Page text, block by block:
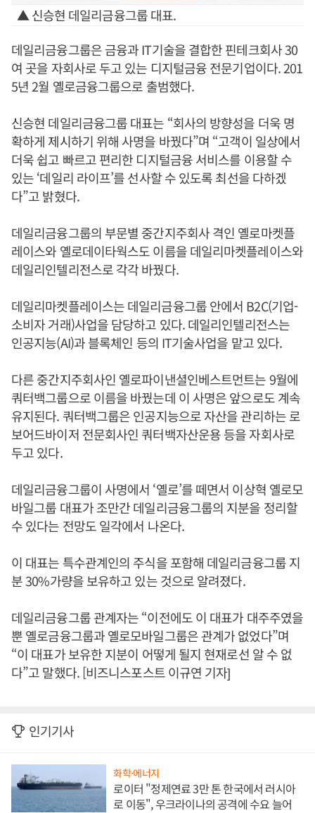
▲ 신승현 데일리금융그룹 대표.
데일리금융그룹은 금융과 IT기술을 결합한 핀테크회사 30
여 곳을 자회사로 두고 있는 디지털금융 전문기업이다. 201
5년 2월 옐로금융그룹으로 출범했다.
신승현 데일리금융그룹 대표는 “회사의 방향성을 더욱 명
확하게 제시하기 위해 사명을 바꿨다”며 “고객이 일상에서
더욱 쉽고 빠르고 편리한 디지털금융 서비스를 이용할 수
있는 ‘데일리 라이프’를 선사할 수 있도록 최선을 다하겠
다”고 밝혔다.
데일리금융그룹의 부문별 중간지주회사 격인 옐로마켓플
레이스와 옐로데이타웍스도 이름을 데일리마켓플레이스와
데일리인텔리전스로 각각 바꿨다.
데일리마켓플레이스는 데일리금융그룹 안에서 B2C(기업-
소비자 거래)사업을 담당하고 있다. 데일리인텔리전스는
인공지능(AI)과 블록체인 등의 IT기술사업을 맡고 있다.
다른 중간지주회사인 옐로파이낸셜인베스트먼트는 9월에
쿼터백그룹으로 이름을 바꿨는데 이 사명은 앞으로도 계속
유지된다. 쿼터백그룹은 인공지능으로 자산을 관리하는 로
보어드바이저 전문회사인 쿼터백자산운용 등을 자회사로
두고 있다.
데일리금융그룹이 사명에서 ‘옐로’를 떼면서 이상혁 옐로모
바일그룹 대표가 조만간 데일리금융그룹의 지분을 정리할
수 있다는 전망도 일각에서 나온다.
이 대표는 특수관계인의 주식을 포함해 데일리금융그룹 지
분 30%가량을 보유하고 있는 것으로 알려졌다.
데일리금융그룹 관계자는 “이전에도 이 대표가 대주주였을
뿐 옐로금융그룹과 옐로모바일그룹은 관계가 없었다”며
“이 대표가 보유한 지분이 어떻게 될지 현재로선 알 수 없
다”고 말했다. [비즈니스포스트 이규연 기자]
인기기사
화학·에너지
로이터 "정제연료 3만 톤 한국에서 러시아
로 이동", 우크라이나의 공격에 수요 늘어